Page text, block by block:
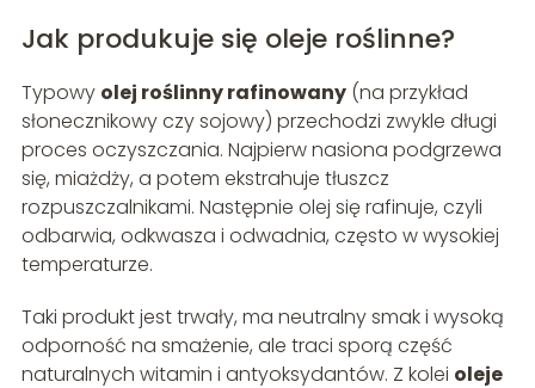
Jak produkuje się oleje roślinne?
Typowy olej roślinny rafinowany(na przykład
słonecznikowy czy sojowy) przechodzi zwykle długi
proces oczyszczania. Najpierw nasiona podgrzewa
się, miażdży, a potem ekstrahuje tłuszcz
rozpuszczalnikami. Następnie olej się rafinuje, czyli
odbarwia, odkwasza i odwadnia, często w wysokiej
temperaturze.
Taki produkt jest trwały, ma neutralny smak i wysoką
odporność na smażenie, ale traci sporą część
naturalnych witamin i antyoksydantów. Z kolei oleje